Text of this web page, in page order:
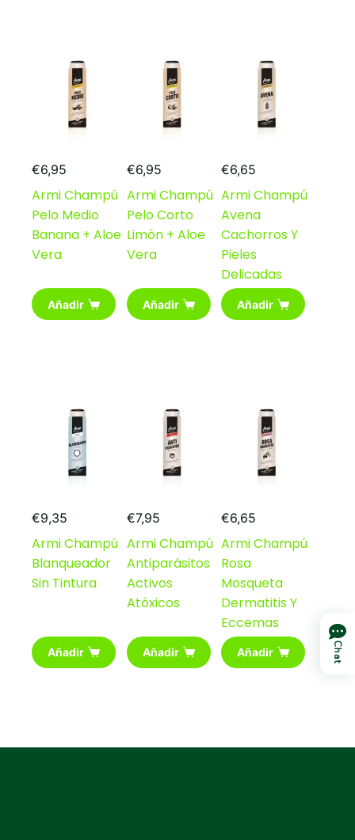
pueden
producto
€6,95
Armi Champú
Pelo Medio
Banana + Aloe
Vera
Añadir
€6,95
Armi Champú
Pelo Corto
Limón + Aloe
Vera
Añadir
€6,65
Armi Champú
Avena
Cachorros Y
Pieles
Delicadas
Añadir
€9,35
Armi Champú
Blanqueador
Sin Tintura
Añadir
€7,95
Armi Champú
Antiparásitos
Activos
Atóxicos
Añadir
€6,65
Armi Champú
Rosa
Mosqueta
Dermatitis Y
Eccemas
Añadir Chat